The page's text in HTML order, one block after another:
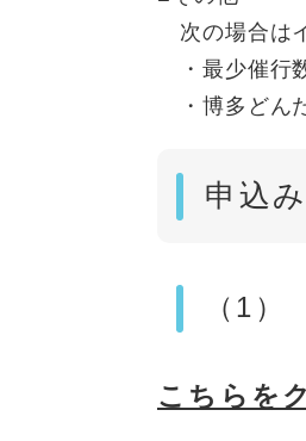
次の場合は
・最少催行
・博多どん
申込
（1
こちらを